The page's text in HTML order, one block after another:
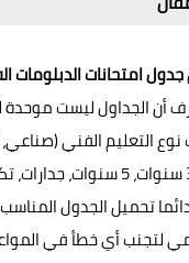
جدول امتحانات الدبلومات
أن الجداول ليست موحدة
التعليم الفني
ونظام الدراسة (3 سنوات، 5
لتجنب أي خطأ في